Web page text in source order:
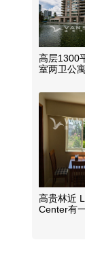
高层1300
室两卫公
高贵林近
Center有